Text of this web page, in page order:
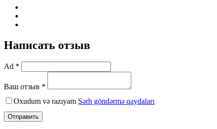
Написать отзыв
Ad *
Ваш отзыв *
Oxudum və razıyam Şərh göndərmə qaydaları
Отправить